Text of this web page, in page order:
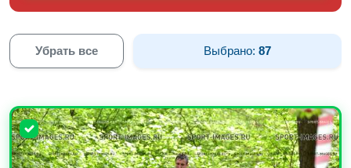
Убрать все Выбрано:87